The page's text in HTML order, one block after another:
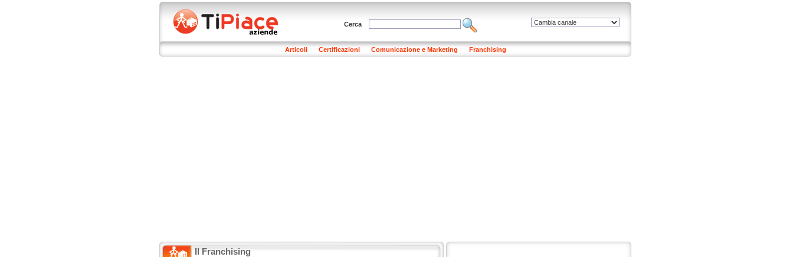
Cerca
Articoli Certificazioni Comunicazione e Marketing Franchising
Il Franchising